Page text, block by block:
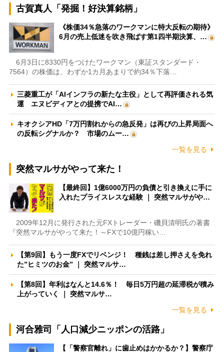
古賀真人「発掘！好決算銘柄」
《株価34％急落のワークマンに特大反転の期待》
6月の売上低迷を吹き飛ばす第1四半期決算、…
6月3日に8330円をつけたワークマン（東証スタンダード・
7564）の株価は、わずか1カ月あまりで約34％下落…
三菱重工が「AIインフラの新たな主役」として再評価される気
運 エヌビディアとの提携でAI…
キオクシアHD「7万円割れからの急反発」は再びの上昇局面へ
の反転シグナルか？ 市場のムー…
一覧を見る
突然マルサがやって来た！
【最終回】1億6000万円の負債と引き換えに手に
入れたプライスレスな経験 ｜ 突然マルサがや…
2009年12月に発行された元FXトレーダー・磯貝清明氏の著書
『突然マルサがやって来た！～FXで10億円稼い…
【第9回】もう一度FXでリベンジ！ 種銭は差し押さえを免れ
た”ヒミツのお金” ｜ 突然マルサ…
【第8回】年利はなんと14.6％！ 毎日5万円超の延滞税が積み
上がっていく ｜ 突然マルサ…
一覧を見る
河合雅司「人口減少ニッポンの活路」
【「警察官離れ」に歯止めはかかるか？】警察庁